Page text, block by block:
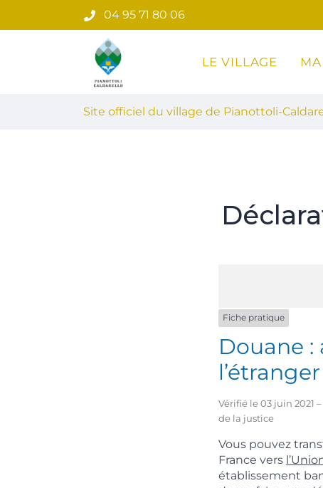
au
04 95 71 80 06
Site officiel du village de
LE VILLAGE
Site officiel du village de Pianottoli-
Fiche pratique
Douane :
l’étranger
Vérifié le 03 juin 2021
de la justice
Vous pouvez
France vers
établissement